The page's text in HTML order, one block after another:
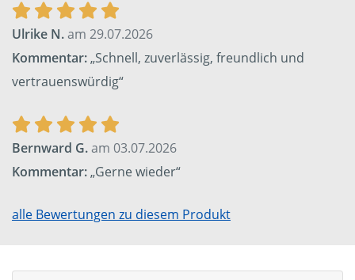
Ulrike N.am 29.07.2026
Kommentar:„Schnell, zuverlässig, freundlich und
vertrauenswürdig“
Bernward G.am 03.07.2026
Kommentar:„Gerne wieder“
alle Bewertungen zu diesem Produkt